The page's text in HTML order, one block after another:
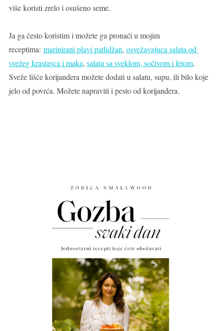
više koristi zrelo i osušeno seme.
Ja ga često koristim i možete ga pronaći u mojim
receptima: marinirani plavi patlidžan, osvežavajuca salata od
svežeg krastavca i maka, salata sa sveklom, sočivom i fetom.
Sveže lišće korijandera možete dodati u salatu, supu, ili bilo koje
jelo od povrća. Možete napraviti i pesto od korijandera.